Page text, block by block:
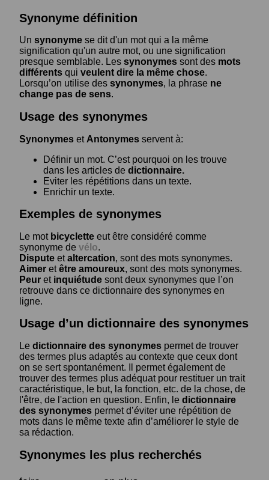
Synonyme définition
Un synonyme se dit d'un mot qui a la même
signification qu'un autre mot, ou une signification
presque semblable. Les synonymes sont des mots
différents qui veulent dire la même chose.
Lorsqu’on utilise des synonymes, la phrase ne
change pas de sens.
Usage des synonymes
Synonymes et Antonymes servent à:
Définir un mot. C’est pourquoi on les trouve
dans les articles de dictionnaire.
Eviter les répétitions dans un texte.
Enrichir un texte.
Exemples de synonymes
Le mot bicyclette eut être considéré comme
synonyme de vélo.
Dispute etaltercation, sont des mots synonymes.
Aimer etêtre amoureux, sont des mots synonymes.
Peur et inquiétude sont deux synonymes que l’on
retrouve dans ce dictionnaire des synonymes en
ligne.
Usage d’un dictionnaire des synonymes
Le dictionnaire des synonymes permet de trouver
des termes plus adaptés au contexte que ceux dont
on se sert spontanément. Il permet également de
trouver des termes plus adéquat pour restituer un trait
caractéristique, le but, la fonction, etc. de la chose, de
l'être, de l'action en question. Enfin, le dictionnaire
des synonymes permet d’éviter une répétition de
mots dans le même texte afin d’améliorer le style de
sa rédaction.
Synonymes les plus recherchés